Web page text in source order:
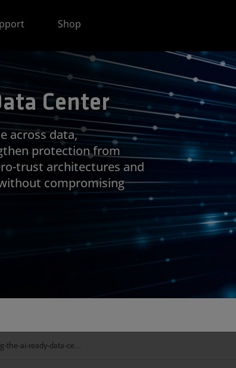
Shop
Center
across data,
protection from
trust architectures and
compromising